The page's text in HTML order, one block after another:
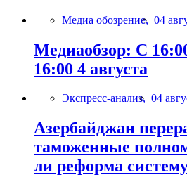
Медиа обозрение, 04
Медиаобзор: С
16:00 4 августа
Экспресс-анализ, 04
Азербайджан
таможенные
ли реформа